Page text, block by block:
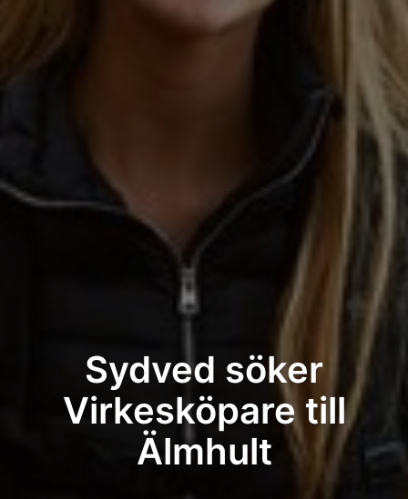
Sydved söker
Virkesköpare till
Älmhult